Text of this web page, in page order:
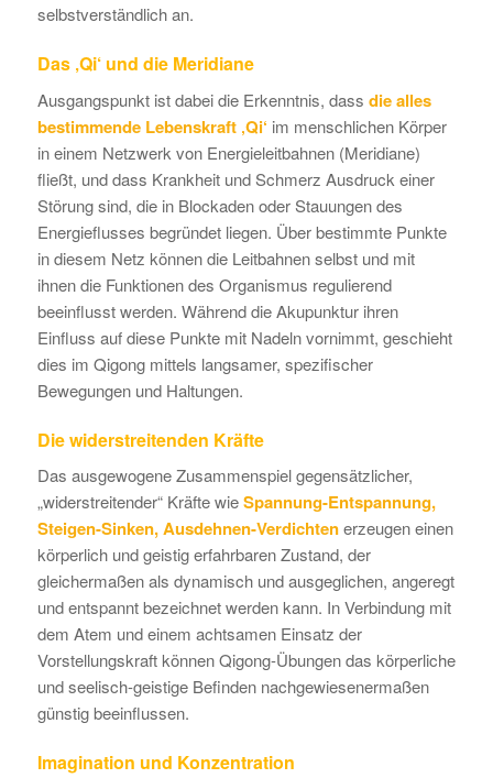
selbstverständlich an.
Das ‚Qi‘ und die Meridiane
Ausgangspunkt ist dabei die Erkenntnis, dass die alles
bestimmende Lebenskraft ‚Qi‘ im menschlichen Körper
in einem Netzwerk von Energieleitbahnen (Meridiane)
fließt, und dass Krankheit und Schmerz Ausdruck einer
Störung sind, die in Blockaden oder Stauungen des
Energieflusses begründet liegen. Über bestimmte Punkte
in diesem Netz können die Leitbahnen selbst und mit
ihnen die Funktionen des Organismus regulierend
beeinflusst werden. Während die Akupunktur ihren
Einfluss auf diese Punkte mit Nadeln vornimmt, geschieht
dies im Qigong mittels langsamer, spezifischer
Bewegungen und Haltungen.
Die widerstreitenden Kräfte
Das ausgewogene Zusammenspiel gegensätzlicher,
„widerstreitender“ Kräfte wieSpannung-Entspannung,
Steigen-Sinken, Ausdehnen-Verdichtenerzeugen einen
körperlich und geistig erfahrbaren Zustand, der
gleichermaßen als dynamisch und ausgeglichen, angeregt
und entspannt bezeichnet werden kann. In Verbindung mit
dem Atem und einem achtsamen Einsatz der
Vorstellungskraft können Qigong-Übungen das körperliche
und seelisch-geistige Befinden nachgewiesenermaßen
günstig beeinflussen.
Imagination und Konzentration